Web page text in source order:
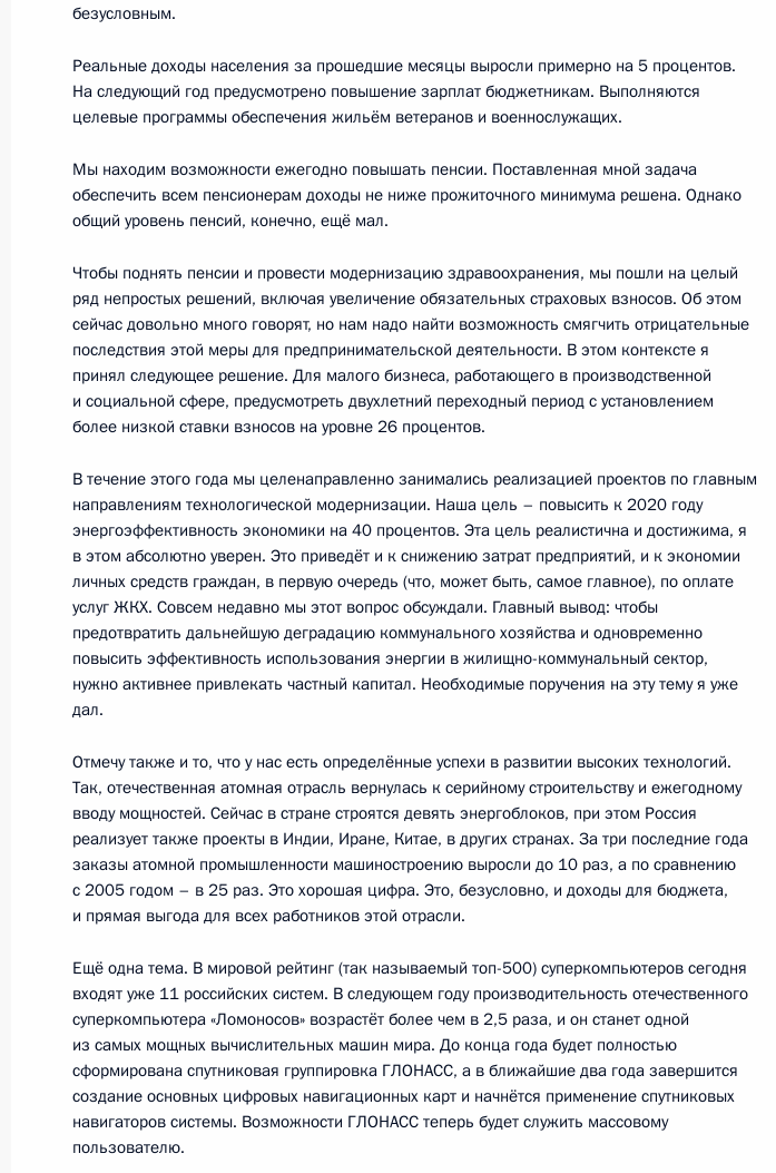
Об исполнении поручения Президента о приведении инженерных
сооружений в надлежащее состояние для нормативного
обеспечения водоснабжением населённых пунктов
Об исполнении поручения Президента о принятии мер
по обеспечению комфортных условий отопления для жителей
рабочего посёлка Мокшан
Поручения по итогам проверки эффективности использования
финансовых средств организациями ЖКХ
15 марта 2011 года, 18:15
Контрольного управления Константином Чуйченко
15 марта 2011 года, 18:00
Об исполнении поручения Президента о продлении срока
деятельности госкорпорации – Фонда содействия
реформированию ЖКХ
15 февраля 2011 года, 10:30
Об исполнении поручения Президента о принятии мер
по обеспечению бесперебойного электроснабжения жилого дома
№15 по улице Карла Маркса в городе Ярцево
безусловным.
Реальные доходы населения за прошедшие месяцы выросли примерно на 5 процентов.
На следующий год предусмотрено повышение зарплат бюджетникам. Выполняются
целевые программы обеспечения жильём ветеранов и военнослужащих.
Мы находим возможности ежегодно повышать пенсии. Поставленная мной задача
обеспечить всем пенсионерам доходы не ниже прожиточного минимума решена. Однако
общий уровень пенсий, конечно, ещё мал.
Чтобы поднять пенсии и провести модернизацию здравоохранения, мы пошли на целый
ряд непростых решений, включая увеличение обязательных страховых взносов. Об этом
сейчас довольно много говорят, но нам надо найти возможность смягчить отрицательные
последствия этой меры для предпринимательской деятельности. В этом контексте я
принял следующее решение. Для малого бизнеса, работающего в производственной
и социальной сфере, предусмотреть двухлетний переходный период с установлением
более низкой ставки взносов на уровне 26 процентов.
В течение этого года мы целенаправленно занимались реализацией проектов по главным
направлениям технологической модернизации. Наша цель – повысить к 2020 году
энергоэффективность экономики на 40 процентов. Эта цель реалистична и достижима, я
в этом абсолютно уверен. Это приведёт и к снижению затрат предприятий, и к экономии
личных средств граждан, в первую очередь (что, может быть, самое главное), по оплате
услуг ЖКХ. Совсем недавно мы этот вопрос обсуждали. Главный вывод: чтобы
предотвратить дальнейшую деградацию коммунального хозяйства и одновременно
повысить эффективность использования энергии в жилищно-коммунальный сектор,
нужно активнее привлекать частный капитал. Необходимые поручения на эту тему я уже
дал.
Отмечу также и то, что у нас есть определённые успехи в развитии высоких технологий.
Так, отечественная атомная отрасль вернулась к серийному строительству и ежегодному
вводу мощностей. Сейчас в стране строятся девять энергоблоков, при этом Россия
реализует также проекты в Индии, Иране, Китае, в других странах. За три последние года
заказы атомной промышленности машиностроению выросли до 10 раз, а по сравнению
с 2005 годом – в 25 раз. Это хорошая цифра. Это, безусловно, и доходы для бюджета,
и прямая выгода для всех работников этой отрасли.
Ещё одна тема. В мировой рейтинг (так называемый топ-500) суперкомпьютеров сегодня
входят уже 11 российских систем. В следующем году производительность отечественного
суперкомпьютера «Ломоносов» возрастёт более чем в 2,5 раза, и он станет одной
из самых мощных вычислительных машин мира. До конца года будет полностью
сформирована спутниковая группировка ГЛОНАСС, а в ближайшие два года завершится
создание основных цифровых навигационных карт и начнётся применение спутниковых
навигаторов системы. Возможности ГЛОНАСС теперь будет служить массовому
пользователю.